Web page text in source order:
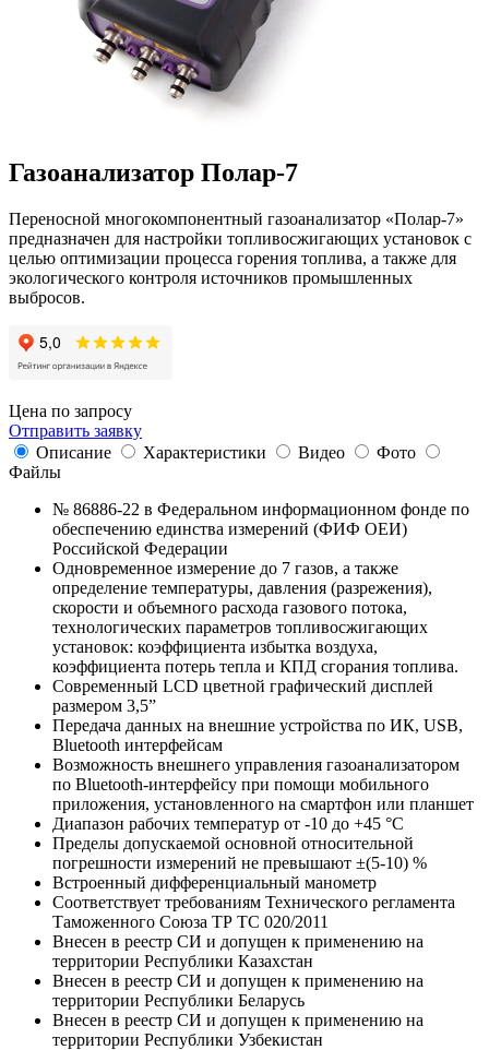
Газоанализатор Полар-7
Переносной многокомпонентный газоанализатор «Полар-7»
предназначен для настройки топливосжигающих установок с
целью оптимизации процесса горения топлива, а также для
экологического контроля источников промышленных
выбросов.
Цена по запросу
Отправить заявку
Описание
Характеристики Видео
Фото
Файлы
№ 86886-22 в Федеральном информационном фонде по
обеспечению единства измерений (ФИФ ОЕИ)
Российской Федерации
Одновременное измерение до 7 газов, а также
определение температуры, давления (разрежения),
скорости и объемного расхода газового потока,
технологических параметров топливосжигающих
установок: коэффициента избытка воздуха,
коэффициента потерь тепла и КПД сгорания топлива.
Современный LCD цветной графический дисплей
размером 3,5”
Передача данных на внешние устройства по ИК, USB,
Bluetooth интерфейсам
Возможность внешнего управления газоанализатором
по Bluetooth-интерфейсу при помощи мобильного
приложения, установленного на смартфон или планшет
Диапазон рабочих температур от -10 до +45 °С
Пределы допускаемой основной относительной
погрешности измерений не превышают ±(5-10) %
Встроенный дифференциальный манометр
Соответствует требованиям Технического регламента
Таможенного Союза ТР ТС 020/2011
Внесен в реестр СИ и допущен к применению на
территории Республики Казахстан
Внесен в реестр СИ и допущен к применению на
территории Республики Беларусь
Внесен в реестр СИ и допущен к применению на
территории Республики Узбекистан